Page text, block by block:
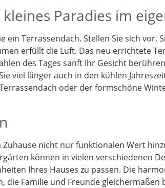
Paradies im
ein Terrassendach. Stellen Sie sich
erfüllt die Luft. Das neu errichtete
des Tages sanft Ihr Gesicht
viel länger auch in den kühlen
oder der formschöne
nicht nur funktionalen Wert
können in vielen verschiedenen
Ihres Hauses zu passen. Die
die Familie und Freunde gleichermaßen